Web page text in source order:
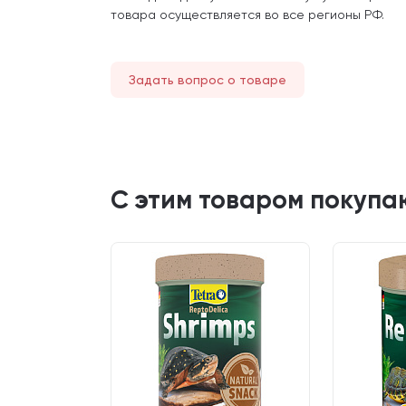
товара осуществляется во все регионы РФ.
Задать вопрос о товаре
С этим товаром